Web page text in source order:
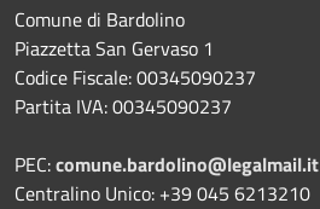
Comune di Bardolino
Piazzetta San Gervaso 1
Codice Fiscale: 00345090237
Partita IVA: 00345090237
PEC:comune.bardolino@legalmail.it
Centralino Unico: +39 045 6213210